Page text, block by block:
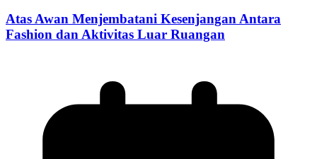
Atas Awan Menjembatani Kesenjangan Antara
Fashion dan Aktivitas Luar Ruangan